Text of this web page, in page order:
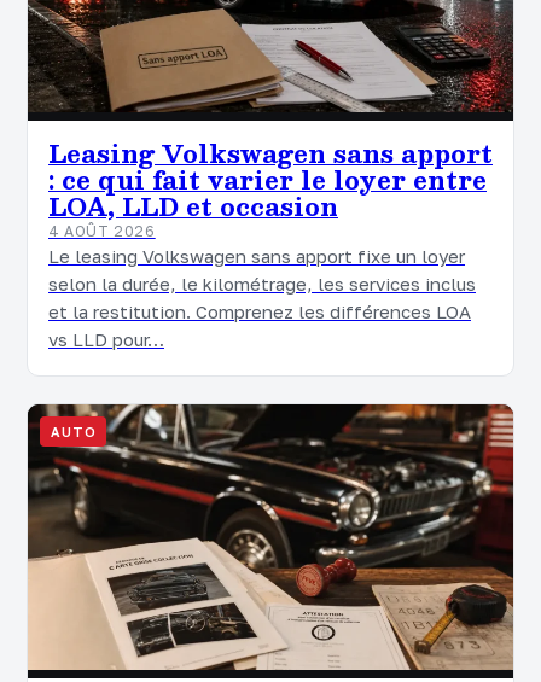
Leasing Volkswagen sans apport
: ce qui fait varier le loyer entre
LOA, LLD et occasion
4 AOÛT 2026
Le leasing Volkswagen sans apport fixe un loyer
selon la durée, le kilométrage, les services inclus
et la restitution. Comprenez les différences LOA
vs LLD pour…
AUTO